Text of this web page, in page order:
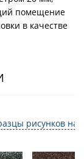
помещение
в качестве
рисунков на